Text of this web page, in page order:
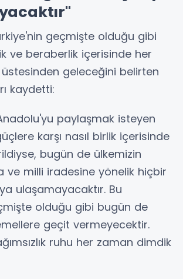
geçmişte olduğu gibi
ve beraberlik içerisinde her
geleceğini belirten
kaydetti:
paylaşmak isteyen
karşı nasıl birlik içerisinde
bugün de ülkemizin
ve milli iradesine yönelik hiçbir
ulaşamayacaktır. Bu
olduğu gibi bugün de
geçit vermeyecektir.
ruhu her zaman dimdik